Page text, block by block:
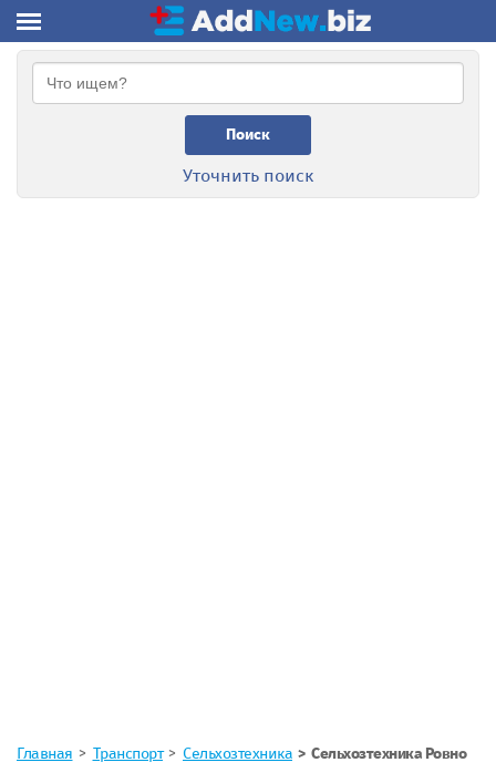
Поиск
Уточнить поиск
Главная Транспорт Сельхозтехника Сельхозтехника Ровно